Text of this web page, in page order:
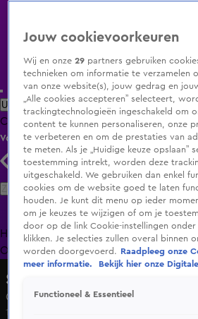
Uitzending Gemist Populaire programma's
ClipsFilmsRadioSmart TV inlogShop
Volg KIJK
Zoeken
HomeUitzending Gemist Programma's
OranjezomerLivestreamsShop
Shownieuws
Gerard Jolings single Altijd Vrijgezel
10 juni 2025, 16:17
Jouw cookievoorkeuren
Wij en onze29 partners gebruiken
technieken om informatie te verzamelen
van onze website(s), jouw gedrag en
„Alle cookies accepteren” selecteert,
trackingtechnologieën ingeschakeld om
content te kunnen personaliseren, onze
te verbeteren en om de prestaties van
te meten. Als je „Huidige keuze opslaan”
toestemming intrekt, worden deze
uitgeschakeld. We gebruiken dan enkel
cookies om de website goed te laten
houden. Je kunt dit menu op ieder
om je keuzes te wijzigen of om je
door op de link Cookie-instellingen
klikken. Je selecties zullen overal binnen
worden doorgevoerd.
Raadpleeg onze
meer informatie.
Bekijk hier onze
Functioneel & Essentieel